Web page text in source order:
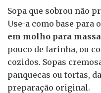
Sopa que sobrou não
Use-a como base para
em molho para
pouco de farinha, ou
cozidos. Sopas
panquecas ou tortas,
preparação original.